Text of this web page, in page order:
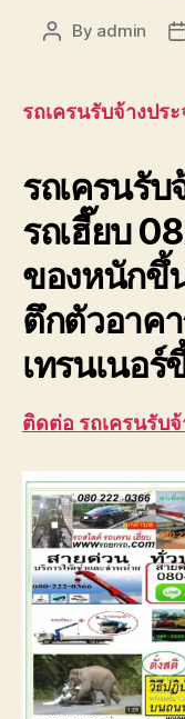
Post
By admin
รถเครนรับจ้างปร
รถเครนรั
รถเฮี๊ยบ
ของหนักขึ้
ตึกตัวอาค
เทรนเนอร์
ติดต่อ รถเครนรับ